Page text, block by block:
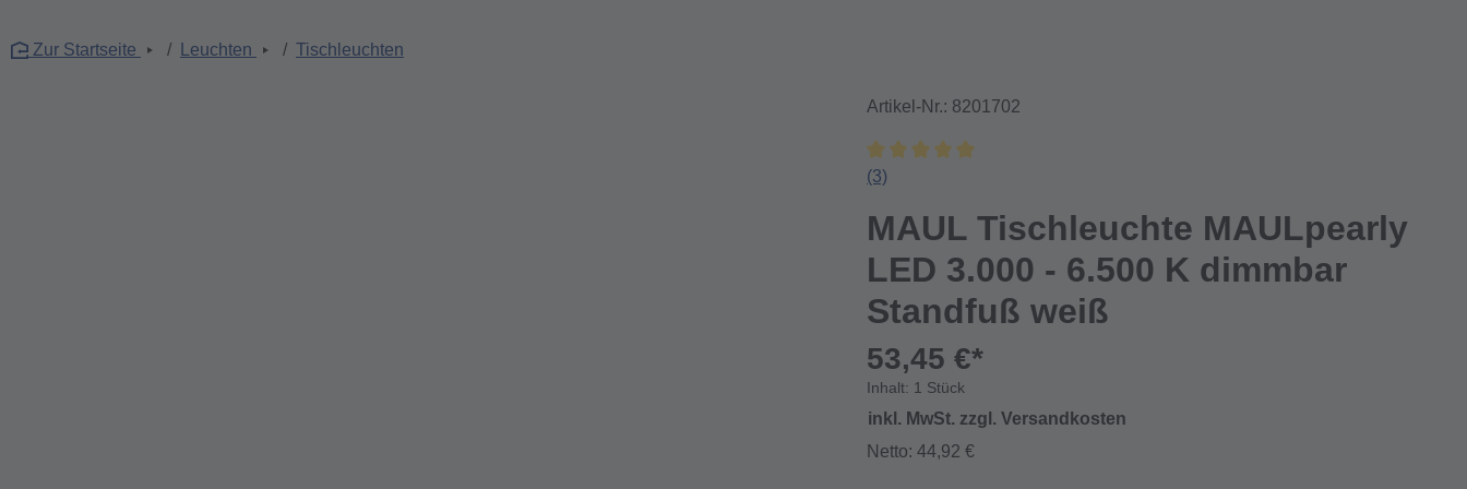
Zur Startseite Leuchten Tischleuchten
Artikel-Nr.: 8201702
Durchschnittliche Bewertung von 5 von 5 Sternen
(3)
MAUL Tischleuchte MAULpearly
LED 3.000 - 6.500 K dimmbar
Standfuß weiß
53,45 €*
Inhalt: 1 Stück
inkl. MwSt. zzgl. Versandkosten
Netto: 44,92 €